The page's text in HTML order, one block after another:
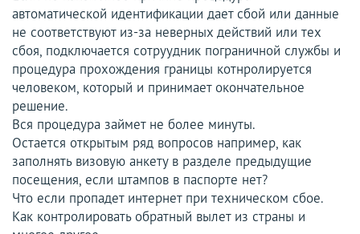
автоматической идентификации дает сбой или данные
не соответствуют из-за неверных действий или тех
сбоя, подключается сотруудник пограничной службы и
процедура прохождения границы котнролируется
человеком, который и принимает окончательное
решение.
Вся процедура займет не более минуты.
Остается открытым ряд вопросов например, как
заполнять визовую анкету в разделе предыдущие
посещения, если штампов в паспорте нет?
Что если пропадет интернет при техническом сбое.
Как контролировать обратный вылет из страны и